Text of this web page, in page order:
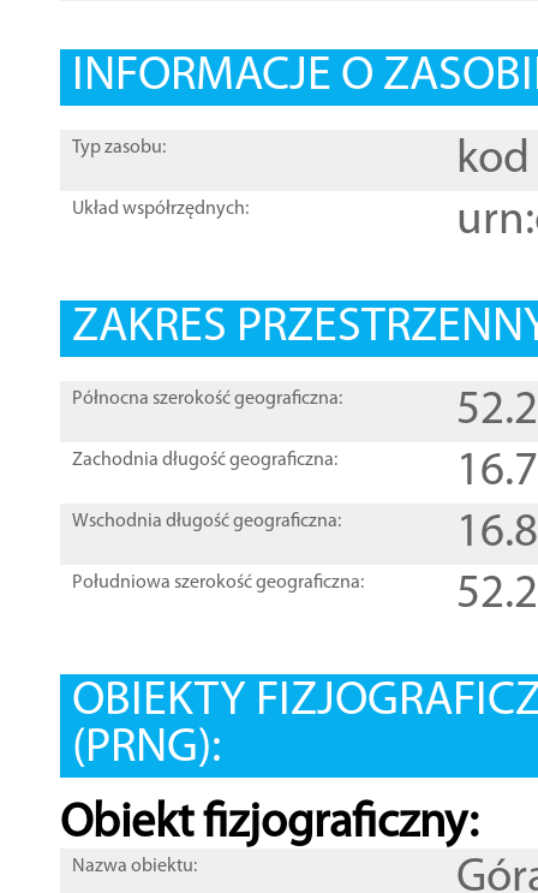
INFORMACJE O
Typ zasobu: kod
Układ współrzędnych:
ZAKRES
Północna szerokość geograficzna:
Zachodnia długość geograficzna:
Wschodnia długość geograficzna:
Południowa szerokość geograficzna:
OBIEKTY
(PRNG):
Obiekt fizjograficzny:
Nazwa obiektu: